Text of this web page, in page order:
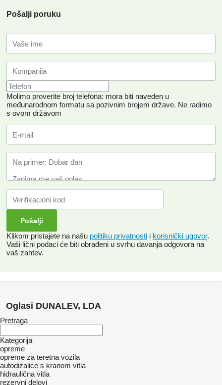
Pošalji poruku
Molimo proverite broj telefona: mora biti naveden u
međunarodnom formatu sa pozivnim brojem države. Ne radimo
s ovom državom
Klikom pristajete na našu politiku privatnosti i korisnički ugovor.
Vaši lični podaci će biti obrađeni u svrhu davanja odgovora na
vaš zahtev.
Oglasi DUNALEV, LDA
Pretraga
Kategorija
opreme
оpremе za teretna vozila
autodizalice s kranom vitla
hidraulična vitla
rezervni delovi